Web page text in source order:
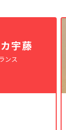
宇藤
ンス